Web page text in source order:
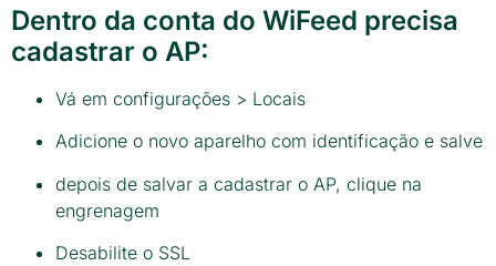
Dentro da conta do WiFeed precisa
cadastrar o AP:
Vá em configurações > Locais
Adicione o novo aparelho com identificação e salve
depois de salvar a cadastrar o AP, clique na
engrenagem
Desabilite o SSL